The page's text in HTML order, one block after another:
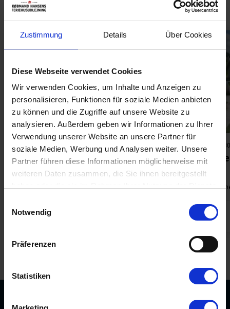
Zustimmung Details Über Cookies
Diese Webseite verwendet Cookies
Wir verwenden Cookies, um Inhalte und Anzeigen zu
personalisieren, Funktionen für soziale Medien anbieten
zu können und die Zugriffe auf unsere Website zu
analysieren. Außerdem geben wir Informationen zu Ihrer
Verwendung unserer Website an unsere Partner für
soziale Medien, Werbung und Analysen weiter. Unsere
Partner führen diese Informationen möglicherweise mit
weiteren Daten zusammen, die Sie ihnen bereitgestellt
Cookies, wenn Sie unsere Webseite weiterhin nutzen.
Notwendig
Präferenzen
Statistiken
Ligustervej
Lädt ...
Ferienhaus 369 • Henne Strand Syd
Ligustervej 16
Max 5 Personen 80 m2 900 m zur Küste 3 Schlafzimmer 1
Ferienhaus
Max 6
4,6 (9)